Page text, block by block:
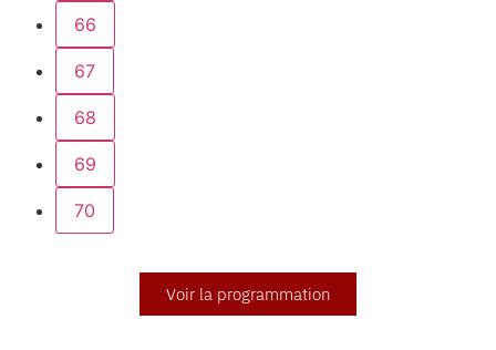
66
67
68
69
70
Voir la programmation